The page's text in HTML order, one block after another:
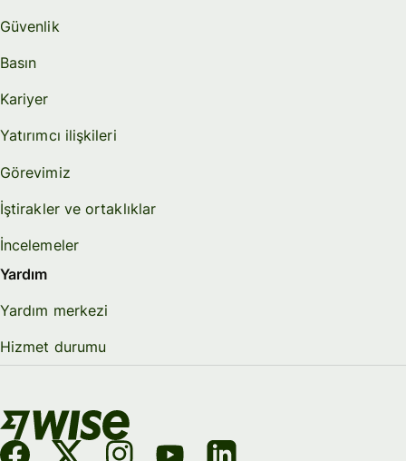
Güvenlik
Basın
Kariyer
Yatırımcı ilişkileri
Görevimiz
İştirakler ve ortaklıklar
İncelemeler
Yardım
Yardım merkezi
Hizmet durumu